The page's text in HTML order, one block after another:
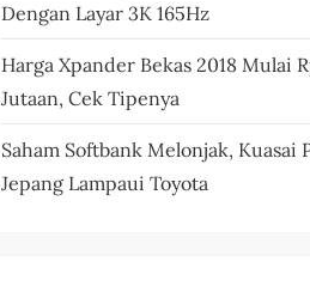
Dengan Layar 3K 165Hz
Harga Xpander Bekas 2018 Mulai
Jutaan, Cek Tipenya
Saham Softbank Melonjak, Kuasai
Jepang Lampaui Toyota